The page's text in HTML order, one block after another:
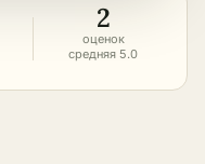
2
оценок
средняя 5.0